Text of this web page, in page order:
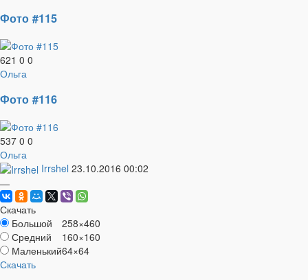
Фото #115
621 0 0
Ольга
Фото #116
537 0 0
Ольга
Irrshel 23.10.2016 00:02
—
Скачать
Большой
258×460
Средний
160×160
Маленький64×64
Скачать